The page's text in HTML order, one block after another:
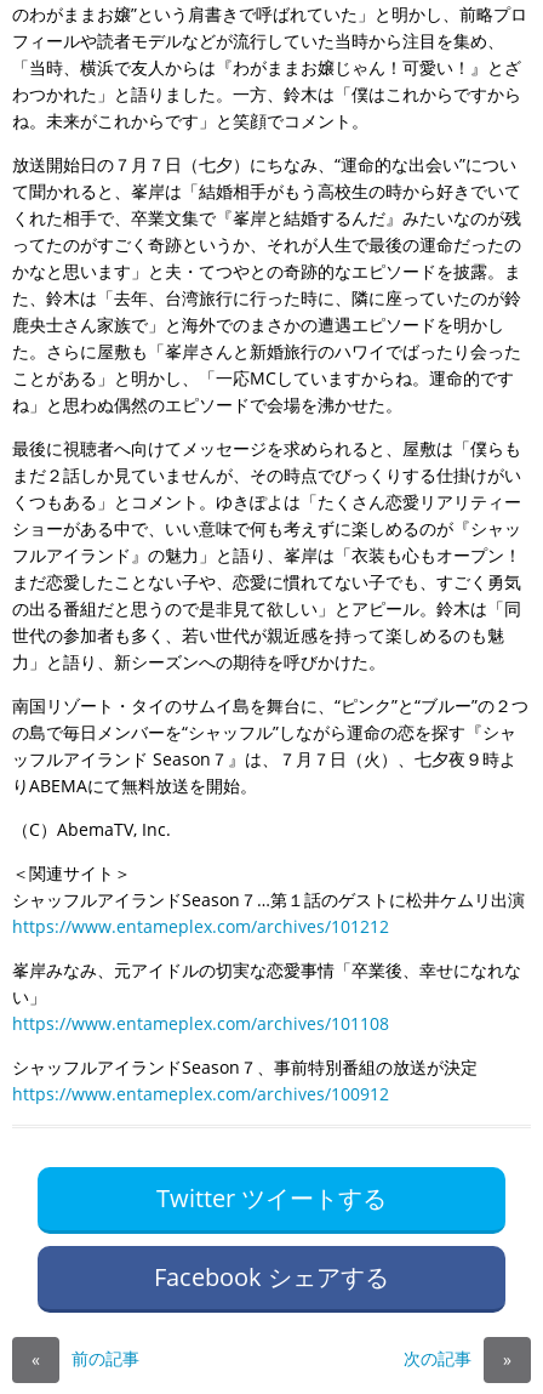
のわがままお嬢”という肩書きで呼ばれていた」と明かし、前略プロ
フィールや読者モデルなどが流行していた当時から注目を集め、
「当時、横浜で友人からは『わがままお嬢じゃん！可愛い！』とざ
わつかれた」と語りました。一方、鈴木は「僕はこれからですから
ね。未来がこれからです」と笑顔でコメント。
放送開始日の７月７日（七夕）にちなみ、“運命的な出会い”につい
て聞かれると、峯岸は「結婚相手がもう高校生の時から好きでいて
くれた相手で、卒業文集で『峯岸と結婚するんだ』みたいなのが残
ってたのがすごく奇跡というか、それが人生で最後の運命だったの
かなと思います」と夫・てつやとの奇跡的なエピソードを披露。ま
た、鈴木は「去年、台湾旅行に行った時に、隣に座っていたのが鈴
鹿央士さん家族で」と海外でのまさかの遭遇エピソードを明かし
た。さらに屋敷も「峯岸さんと新婚旅行のハワイでばったり会った
ことがある」と明かし、「一応MCしていますからね。運命的です
ね」と思わぬ偶然のエピソードで会場を沸かせた。
最後に視聴者へ向けてメッセージを求められると、屋敷は「僕らも
まだ２話しか見ていませんが、その時点でびっくりする仕掛けがい
くつもある」とコメント。ゆきぽよは「たくさん恋愛リアリティー
ショーがある中で、いい意味で何も考えずに楽しめるのが『シャッ
フルアイランド』の魅力」と語り、峯岸は「衣装も心もオープン！
まだ恋愛したことない子や、恋愛に慣れてない子でも、すごく勇気
の出る番組だと思うので是非見て欲しい」とアピール。鈴木は「同
世代の参加者も多く、若い世代が親近感を持って楽しめるのも魅
力」と語り、新シーズンへの期待を呼びかけた。
南国リゾート・タイのサムイ島を舞台に、“ピンク”と“ブルー”の２つ
の島で毎日メンバーを“シャッフル”しながら運命の恋を探す『シャ
ッフルアイランド Season７』は、７月７日（火）、七夕夜９時よ
りABEMAにて無料放送を開始。
（C）AbemaTV, Inc.
＜関連サイト＞
シャッフルアイランドSeason７…第１話のゲストに松井ケムリ出演
https://www.entameplex.com/archives/101212
峯岸みなみ、元アイドルの切実な恋愛事情「卒業後、幸せになれな
い」
https://www.entameplex.com/archives/101108
シャッフルアイランドSeason７、事前特別番組の放送が決定
https://www.entameplex.com/archives/100912
Twitter ツイートする
Facebook シェアする
« 前の記事 次の記事 »